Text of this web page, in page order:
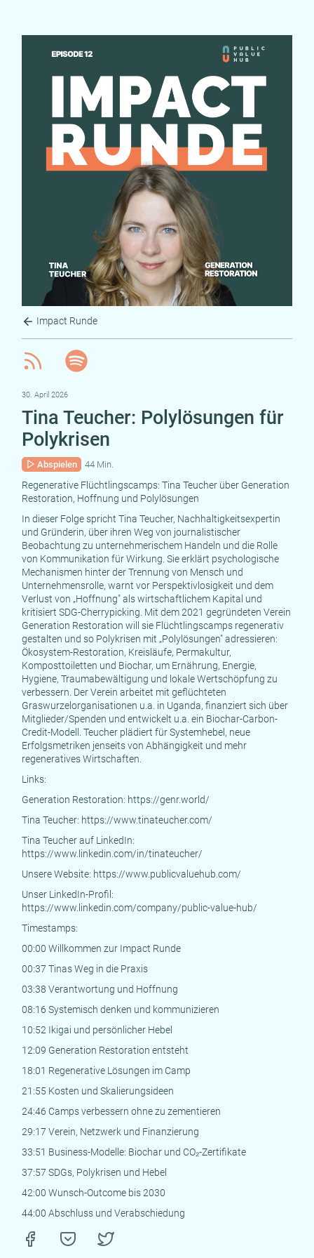
Impact Runde
30. April 2026
Tina Teucher: Polylösungen für
Polykrisen
Abspielen 44 Min.
Regenerative Flüchtlingscamps: Tina Teucher über Generation
Restoration, Hoffnung und Polylösungen
In dieser Folge spricht Tina Teucher, Nachhaltigkeitsexpertin
und Gründerin, über ihren Weg von journalistischer
Beobachtung zu unternehmerischem Handeln und die Rolle
von Kommunikation für Wirkung. Sie erklärt psychologische
Mechanismen hinter der Trennung von Mensch und
Unternehmensrolle, warnt vor Perspektivlosigkeit und dem
Verlust von „Hoffnung" als wirtschaftlichem Kapital und
kritisiert SDG-Cherrypicking. Mit dem 2021 gegründeten Verein
Generation Restoration will sie Flüchtlingscamps regenerativ
gestalten und so Polykrisen mit „Polylösungen" adressieren:
Ökosystem-Restoration, Kreisläufe, Permakultur,
Komposttoiletten und Biochar, um Ernährung, Energie,
Hygiene, Traumabewältigung und lokale Wertschöpfung zu
verbessern. Der Verein arbeitet mit geflüchteten
Graswurzelorganisationen u.a. in Uganda, finanziert sich über
Mitglieder/Spenden und entwickelt u.a. ein Biochar-Carbon-
Credit-Modell. Teucher plädiert für Systemhebel, neue
Erfolgsmetriken jenseits von Abhängigkeit und mehr
regeneratives Wirtschaften.
Links:
Generation Restoration: https://genr.world/
Tina Teucher: https://www.tinateucher.com/
Tina Teucher auf LinkedIn:
https://www.linkedin.com/in/tinateucher/
Unsere Website: https://www.publicvaluehub.com/
Unser LinkedIn-Profil:
https://www.linkedin.com/company/public-value-hub/
Timestamps:
00:00 Willkommen zur Impact Runde
00:37 Tinas Weg in die Praxis
03:38 Verantwortung und Hoffnung
08:16 Systemisch denken und kommunizieren
10:52 Ikigai und persönlicher Hebel
12:09 Generation Restoration entsteht
18:01 Regenerative Lösungen im Camp
21:55 Kosten und Skalierungsideen
24:46 Camps verbessern ohne zu zementieren
29:17 Verein, Netzwerk und Finanzierung
33:51 Business-Modelle: Biochar und CO₂-Zertifikate
37:57 SDGs, Polykrisen und Hebel
42:00 Wunsch-Outcome bis 2030
44:00 Abschluss und Verabschiedung